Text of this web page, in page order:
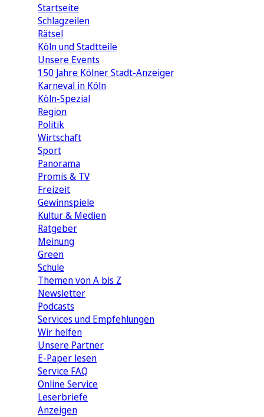
Startseite
Schlagzeilen
Rätsel
Köln und Stadtteile
Unsere Events
150 Jahre Kölner Stadt-Anzeiger
Karneval in Köln
Köln-Spezial
Region
Politik
Wirtschaft
Sport
Panorama
Promis & TV
Freizeit
Gewinnspiele
Kultur & Medien
Ratgeber
Meinung
Green
Schule
Themen von A bis Z
Newsletter
Podcasts
Services und Empfehlungen
Wir helfen
Unsere Partner
E-Paper lesen
Service FAQ
Online Service
Leserbriefe
Anzeigen